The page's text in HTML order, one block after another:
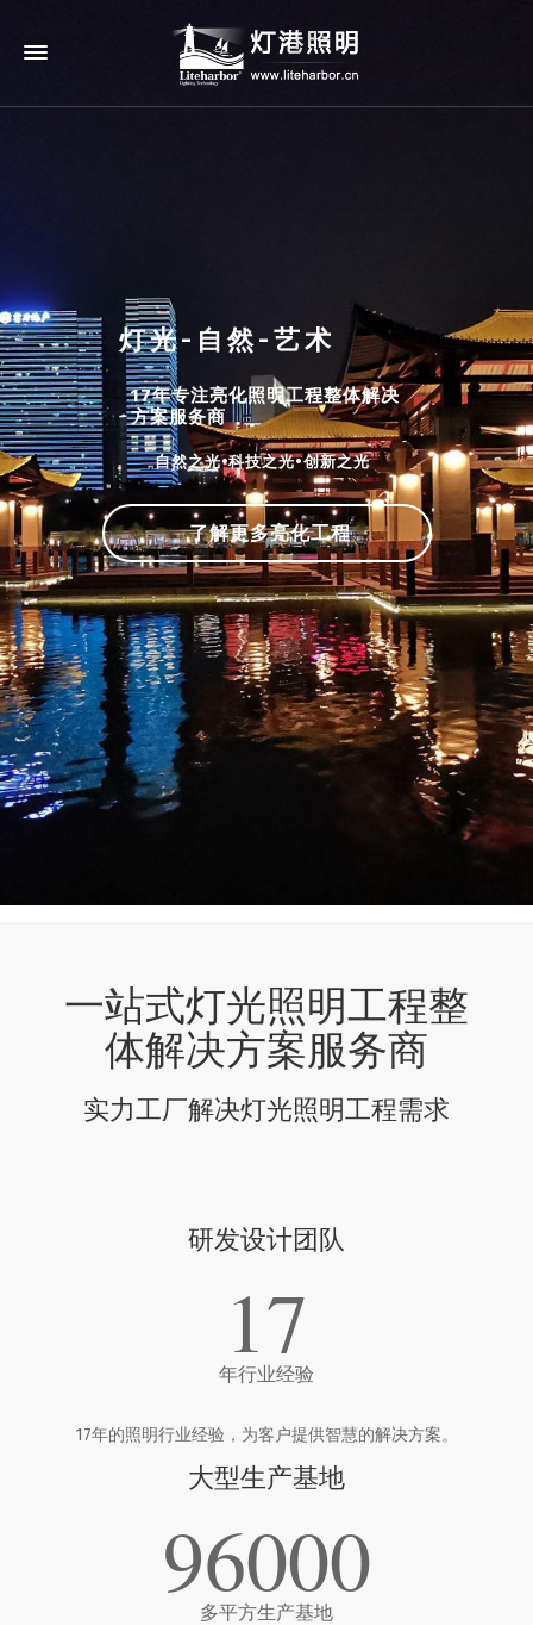
灯光-自然-艺术
17年专注亮化照明工程整体解决
方案服务商
自然之光•科技之光•创新之光
了解更多亮化工程
一站式灯光照明工程整
体解决方案服务商
实力工厂解决灯光照明工程需求
研发设计团队
17
年行业经验
17年的照明行业经验，为客户提供智慧的解决方案。
大型生产基地
96000
多平方生产基地